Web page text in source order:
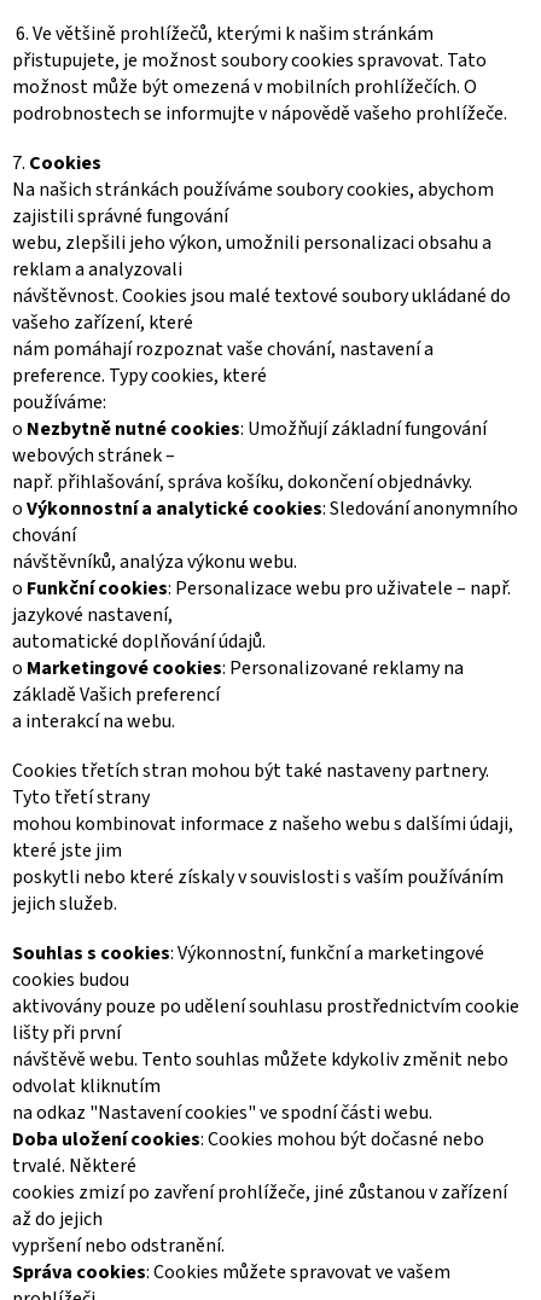
6. Ve většině prohlížečů, kterými k našim stránkám
přistupujete, je možnost soubory cookies spravovat. Tato
možnost může být omezená v mobilních prohlížečích. O
podrobnostech se informujte v nápovědě vašeho prohlížeče.
7. Cookies
Na našich stránkách používáme soubory cookies, abychom
zajistili správné fungování
webu, zlepšili jeho výkon, umožnili personalizaci obsahu a
reklam a analyzovali
návštěvnost. Cookies jsou malé textové soubory ukládané do
vašeho zařízení, které
nám pomáhají rozpoznat vaše chování, nastavení a
preference. Typy cookies, které
používáme:
o Nezbytně nutné cookies: Umožňují základní fungování
webových stránek –
např. přihlašování, správa košíku, dokončení objednávky.
oVýkonnostní a analytické cookies: Sledování anonymního
chování
návštěvníků, analýza výkonu webu.
o Funkční cookies: Personalizace webu pro uživatele – např.
jazykové nastavení,
automatické doplňování údajů.
o Marketingové cookies: Personalizované reklamy na
základě Vašich preferencí
a interakcí na webu.
Cookies třetích stran mohou být také nastaveny partnery.
Tyto třetí strany
mohou kombinovat informace z našeho webu s dalšími údaji,
které jste jim
poskytli nebo které získaly v souvislosti s vaším používáním
jejich služeb.
Souhlas s cookies: Výkonnostní, funkční a marketingové
cookies budou
aktivovány pouze po udělení souhlasu prostřednictvím cookie
lišty při první
návštěvě webu. Tento souhlas můžete kdykoliv změnit nebo
odvolat kliknutím
na odkaz "Nastavení cookies" ve spodní části webu.
Doba uložení cookies: Cookies mohou být dočasné nebo
trvalé. Některé
cookies zmizí po zavření prohlížeče, jiné zůstanou v zařízení
až do jejich
vypršení nebo odstranění.
Správa cookies: Cookies můžete spravovat ve vašem